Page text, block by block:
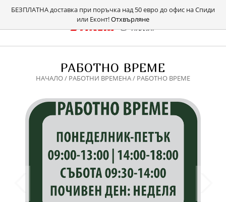
БЕЗПЛАТНА доставка при поръчка над 50 евро до офис на Спиди
или Еконт!Отхвърляне
РАБОТНО ВРЕМЕ
НАЧАЛО/ РАБОТНИ ВРЕМЕНА/ РАБОТНО ВРЕМЕ